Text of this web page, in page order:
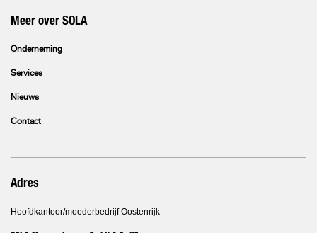
Meer over SOLA
Onderneming
Services
Nieuws
Contact
Adres
Hoofdkantoor/moederbedrijf Oostenrijk